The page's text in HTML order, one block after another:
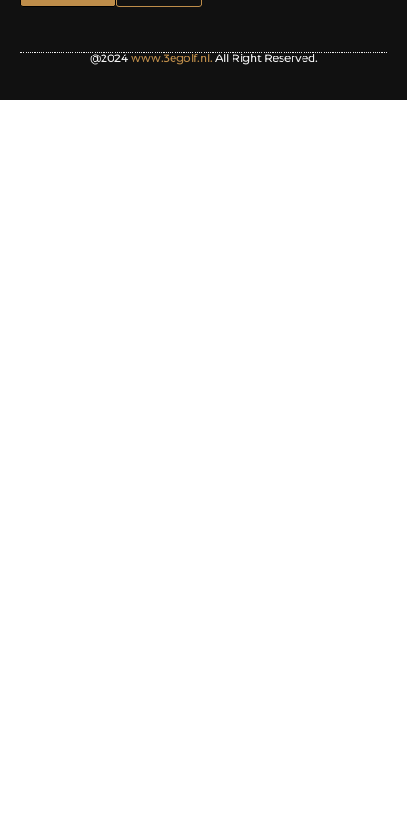
@2024www.3egolf.nl.All Right Reserved.